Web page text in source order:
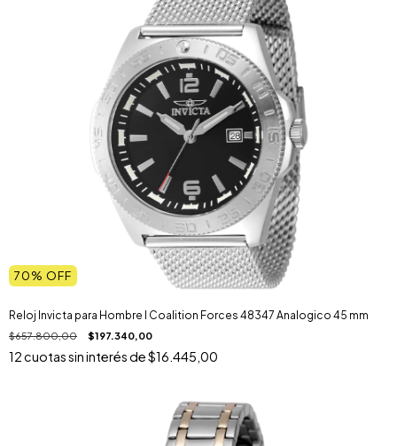
70% OFF
Reloj Invicta para Hombre I Coalition Forces 48347 Analogico 45 mm
$657.800,00 $197.340,00
12cuotas sin interés de$16.445,00